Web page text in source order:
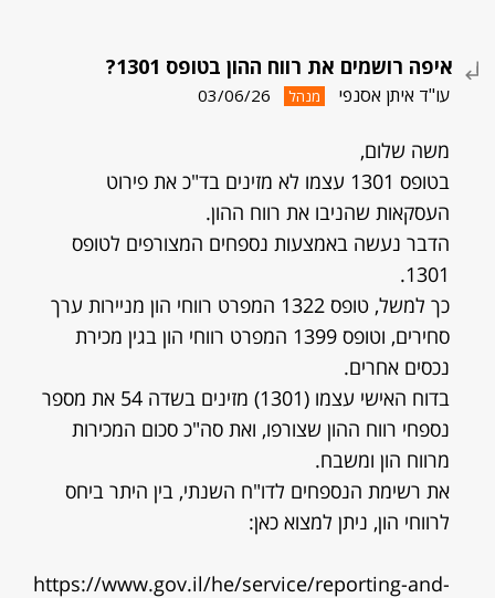
איפה רושמים את רווח ההון בטופס 1301?
עו"ד איתן אסנפי מנהל 03/06/26
משה שלום,
בטופס 1301 עצמו לא מזינים בד"כ את פירוט
העסקאות שהניבו את רווח ההון.
הדבר נעשה באמצעות נספחים המצורפים לטופס
1301.
כך למשל, טופס 1322 המפרט רווחי הון מניירות ערך
סחירים, וטופס 1399 המפרט רווחי הון בגין מכירת
נכסים אחרים.
בדוח האישי עצמו (1301) מזינים בשדה 54 את מספר
נספחי רווח ההון שצורפו, ואת סה"כ סכום המכירות
מרווח הון ומשבח.
את רשימת הנספחים לדו"ח השנתי, בין היתר ביחס
לרווחי הון, ניתן למצוא כאן:
https://www.gov.il/he/service/reporting-and-